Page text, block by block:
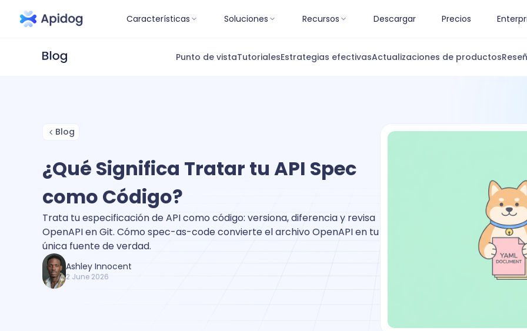
Características Soluciones Recursos Descargar Precios
Punto de vistaTutorialesEstrategias efectivasActualizaciones de productos
Blog
¿Qué Significa Tratar tu API Spec
como Código?
Trata tu especificación de API como código: versiona, diferencia y revisa
OpenAPI en Git. Cómo spec-as-code convierte el archivo OpenAPI en tu
única fuente de verdad.
Ashley Innocent
2 June 2026